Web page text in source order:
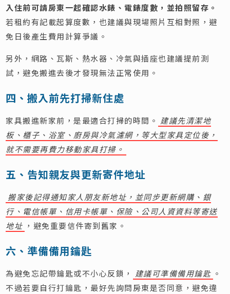
入住前可請房東一起確認水錶、電錶度數，並拍照留存。
若租約有記載起算度數，也建議與現場照片互相對照，避
免日後產生費用計算爭議。
另外，網路、瓦斯、熱水器、冷氣與插座也建議提前測
試，避免搬進去後才發現無法正常使用。
四、搬入前先打掃新住處
家具搬進新家前，是最適合打掃的時間。 建議先清潔地
板、櫃子、浴室、廚房與冷氣濾網，等大型家具定位後，
就不需要再費力移動家具打掃。
五、告知親友與更新寄件地址
搬家後記得通知家人朋友新地址，並同步更新網購、銀
行、電信帳單、信用卡帳單、保險、公司人資資料等寄送
地址 ，避免重要信件寄到舊家。
六、準備備用鑰匙
為避免忘記帶鑰匙或不小心反鎖， 建議可準備備用鑰匙 。
不過若要自行打鑰匙，最好先詢問房東是否同意，避免違